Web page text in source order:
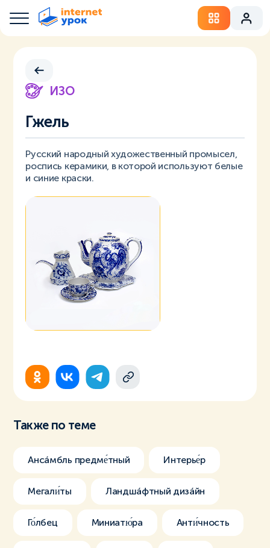
ИЗО
Гжель
Русский народный художественный промысел,
роспись керамики, в которой используют белые
и синие краски.
Также по теме
Ансáмбль предме́тный Интерье́р
Мегали́ты Ландшáфтный дизáйн
Го́лбец Миниатю́ра Анти́чность